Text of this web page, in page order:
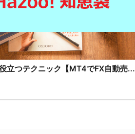
立つテクニック【MT4でFX自動売...